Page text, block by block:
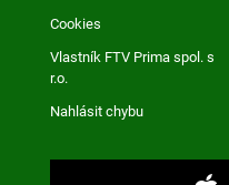
Cookies
Vlastník FTV Prima spol. s
r.o.
Nahlásit chybu